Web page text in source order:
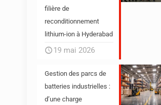
filière de
reconditionnement
lithium-ion à Hyderabad
19 mai 2026
Gestion des parcs de
batteries industrielles :
d’une charge